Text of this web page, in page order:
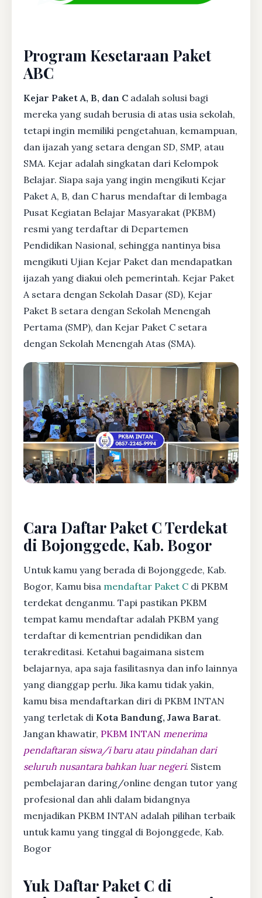
Program Kesetaraan Paket
ABC
Kejar Paket A, B, dan C adalah solusi bagi
mereka yang sudah berusia di atas usia sekolah,
tetapi ingin memiliki pengetahuan, kemampuan,
dan ijazah yang setara dengan SD, SMP, atau
SMA. Kejar adalah singkatan dari Kelompok
Belajar. Siapa saja yang ingin mengikuti Kejar
Paket A, B, dan C harus mendaftar di lembaga
Pusat Kegiatan Belajar Masyarakat (PKBM)
resmi yang terdaftar di Departemen
Pendidikan Nasional, sehingga nantinya bisa
mengikuti Ujian Kejar Paket dan mendapatkan
ijazah yang diakui oleh pemerintah. Kejar Paket
A setara dengan Sekolah Dasar (SD), Kejar
Paket B setara dengan Sekolah Menengah
Pertama (SMP), dan Kejar Paket C setara
dengan Sekolah Menengah Atas (SMA).
Cara Daftar Paket C Terdekat
di Bojonggede, Kab. Bogor
Untuk kamu yang berada di Bojonggede, Kab.
Bogor, Kamu bisa mendaftar Paket C di PKBM
terdekat denganmu. Tapi pastikan PKBM
tempat kamu mendaftar adalah PKBM yang
terdaftar di kementrian pendidikan dan
terakreditasi. Ketahui bagaimana sistem
belajarnya, apa saja fasilitasnya dan info lainnya
yang dianggap perlu. Jika kamu tidak yakin,
kamu bisa mendaftarkan diri di PKBM INTAN
yang terletak di Kota Bandung, Jawa Barat.
Jangan khawatir, PKBM INTAN menerima
pendaftaran siswa/i baru atau pindahan dari
seluruh nusantara bahkan luar negeri. Sistem
pembelajaran daring/online dengan tutor yang
profesional dan ahli dalam bidangnya
menjadikan PKBM INTAN adalah pilihan terbaik
untuk kamu yang tinggal di Bojonggede, Kab.
Bogor
Yuk Daftar Paket C di